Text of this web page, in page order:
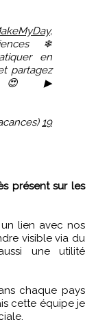
,
❄
en
partagez
😍 ▶
19
présent sur les
lien avec nos
visible via du
une utilité
chaque pays
cette équipe je